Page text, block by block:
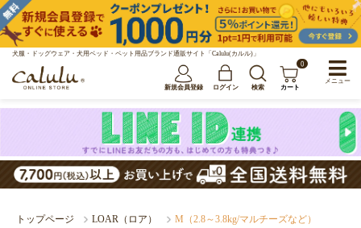
犬服・ドッグウェア・犬用ベッド・ペット用品ブランド通販サイト「Calulu(カルル)」
新規会員登録 ログイン 検索
0
カート
トップページ LOAR（ロア） M（2.8～3.8kg/マルチーズなど）
メニュー